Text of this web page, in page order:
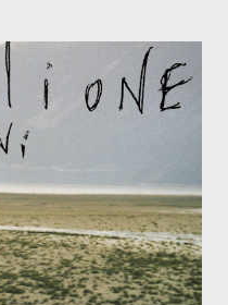
inizia questo concept
la separazione dalla
afoso che opprime,
so che ora è, che giorno
uscire come singolo una